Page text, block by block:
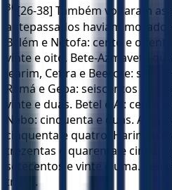
36 [26-38] Também voltaram as
antepassados haviam morado
Belém e Netofa: cento e
vinte e oito. Bete-Azmavete
Jearim, Cefira e Beerote:
Ramá e Geba: seiscentos e
vinte e duas. Betel e Ai: cento
Nebo: cinquenta e duas. A
cinquenta e quatro. Harim:
trezentas e quarenta e cinco.
setecentos e vinte e uma.
trinta.